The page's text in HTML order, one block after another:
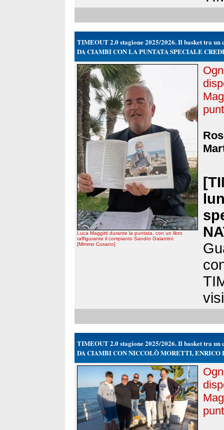
TIMEOUT 2.0 stagione 2025/2026. Il basket tra un
DA CIAMBI CON LA PUNTATA SPECIALE
Luca Maggitti durante la puntata, con un libro
raffigurante il compianto Sandro Galantini.
[Mimmo Cusano]
TIMEOUT 2.0 stagione 2025/2026. Il basket tra un
DA CIAMBI CON NICCOLÒ MORETTI, ENRICO